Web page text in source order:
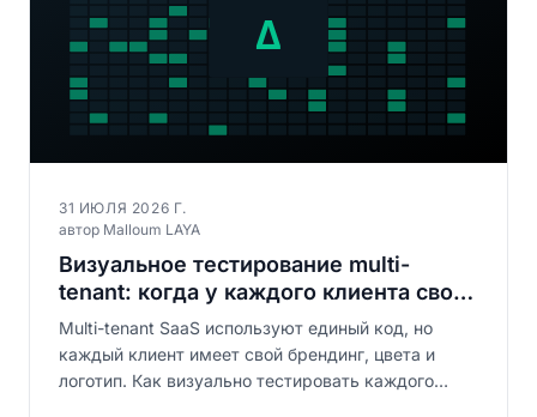
31 ИЮЛЯ 2026 Г.
автор Malloum LAYA
Визуальное тестирование multi-
tenant: когда у каждого клиента свой
рендеринг
Multi-tenant SaaS используют единый код, но
каждый клиент имеет свой брендинг, цвета и
логотип. Как визуально тестировать каждого